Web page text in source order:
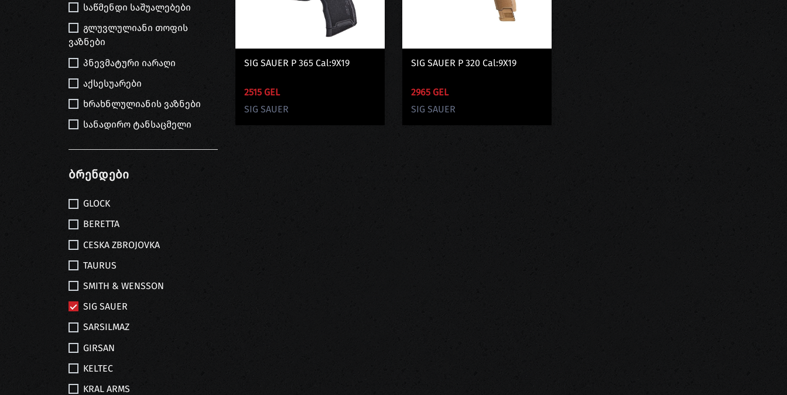
SIG SAUER P 365 Cal:9X19
2515 GEL
SIG SAUER
SIG SAUER P 320 Cal:9X19
2965 GEL
SIG SAUER
საწმენდი საშუალებები
გლუვლულიანი თოფის
ვაზნები
პნევმატური იარაღი
აქსესუარები
ხრახნლულიანის ვაზნები
სანადირო ტანსაცმელი
Ბრენდები
GLOCK
BERETTA
CESKA ZBROJOVKA
TAURUS
SMITH & WENSSON
SIG SAUER
SARSILMAZ
GIRSAN
KELTEC
KRAL ARMS